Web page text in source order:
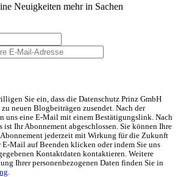
Neuigkeiten mehr in Sachen
Sie ein, dass die Datenschutz Prinz GmbH
neuen Blogbeiträgen zusendet. Nach der
uns eine E-Mail mit einem Bestätigungslink. Nach
Ihr Abonnement abgeschlossen. Sie können Ihre
jederzeit mit Wirkung für die Zukunft
Mail auf Beenden klicken oder indem Sie uns
Kontaktdaten kontaktieren. Weitere
Ihrer personenbezogenen Daten finden Sie in
.